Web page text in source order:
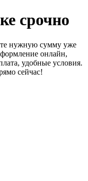
срочно
нужную сумму уже
онлайн,
удобные условия.
сейчас!